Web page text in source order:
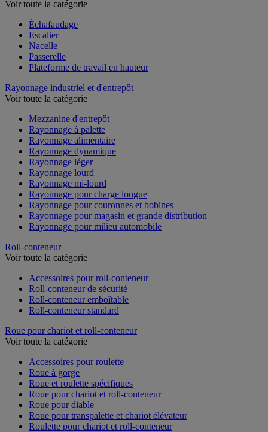
Voir toute la catégorie
Échafaudage
Escalier
Nacelle
Passerelle
Plateforme de travail en hauteur
Rayonnage industriel et d'entrepôt
Voir toute la catégorie
Mezzanine d'entrepôt
Rayonnage à palette
Rayonnage alimentaire
Rayonnage dynamique
Rayonnage léger
Rayonnage lourd
Rayonnage mi-lourd
Rayonnage pour charge longue
Rayonnage pour couronnes et bobines
Rayonnage pour magasin et grande distribution
Rayonnage pour milieu automobile
Roll-conteneur
Voir toute la catégorie
Accessoires pour roll-conteneur
Roll-conteneur de sécurité
Roll-conteneur emboîtable
Roll-conteneur standard
Roue pour chariot et roll-conteneur
Voir toute la catégorie
Accessoires pour roulette
Roue à gorge
Roue et roulette spécifiques
Roue pour chariot et roll-conteneur
Roue pour diable
Roue pour transpalette et chariot élévateur
Roulette pour chariot et roll-conteneur